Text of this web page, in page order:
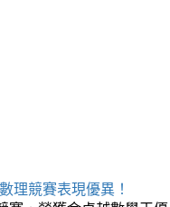
理競賽表現優異！